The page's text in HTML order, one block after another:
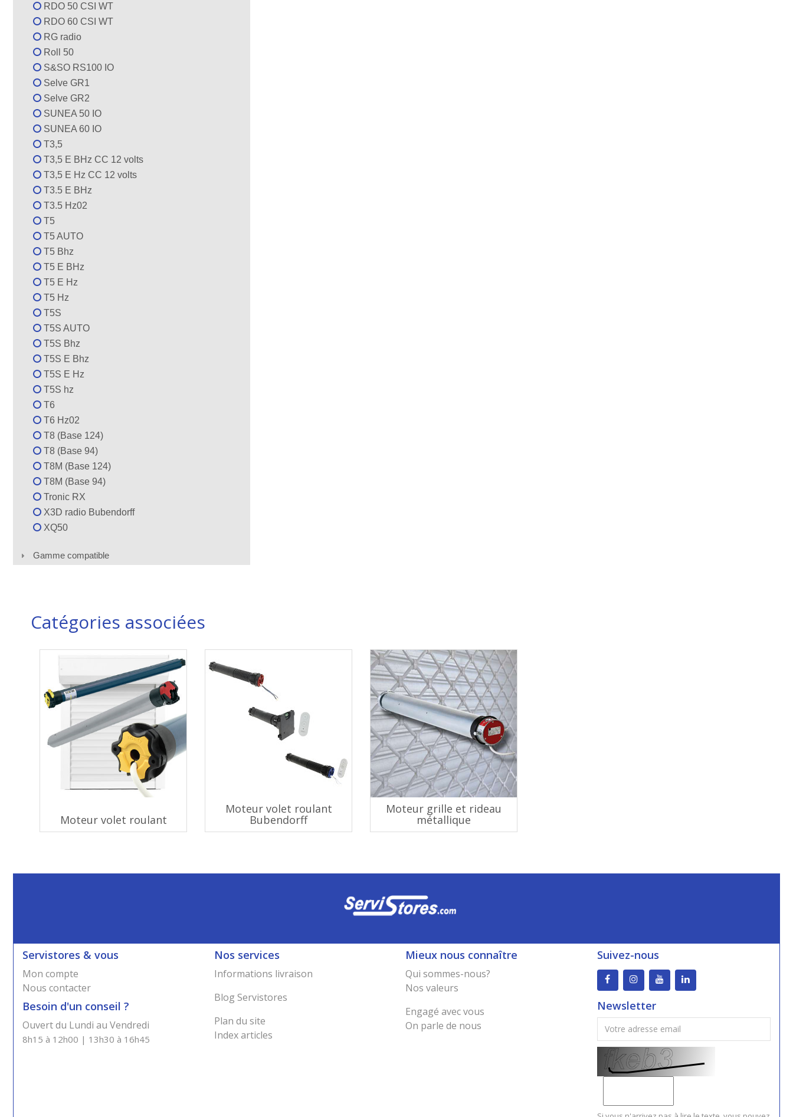
RDO 50 CSI WT
RDO 60 CSI WT
RG radio
Roll 50
S&SO RS100 IO
Selve GR1
Selve GR2
SUNEA 50 IO
SUNEA 60 IO
T3,5
T3,5 E BHz CC 12 volts
T3,5 E Hz CC 12 volts
T3.5 E BHz
T3.5 Hz02
T5
T5 AUTO
T5 Bhz
T5 E BHz
T5 E Hz
T5 Hz
T5S
T5S AUTO
T5S Bhz
T5S E Bhz
T5S E Hz
T5S hz
T6
T6 Hz02
T8 (Base 124)
T8 (Base 94)
T8M (Base 124)
T8M (Base 94)
Tronic RX
X3D radio Bubendorff
XQ50
Gamme compatible
Catégories associées
Moteur volet roulant
Moteur volet roulant
Bubendorff
Moteur grille et rideau
métallique
Servistores & vous
Mon compte
Nous contacter
Besoin d'un conseil ?
Ouvert du Lundi au Vendredi
8h15 à 12h00 | 13h30 à 16h45
Nos services
Informations livraison
Blog Servistores
Plan du site
Index articles
Mieux nous connaître
Qui sommes-nous?
Nos valeurs
Engagé avec vous
On parle de nous
Suivez-nous
Newsletter